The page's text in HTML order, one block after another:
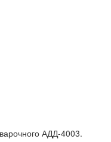
АДД-4003.